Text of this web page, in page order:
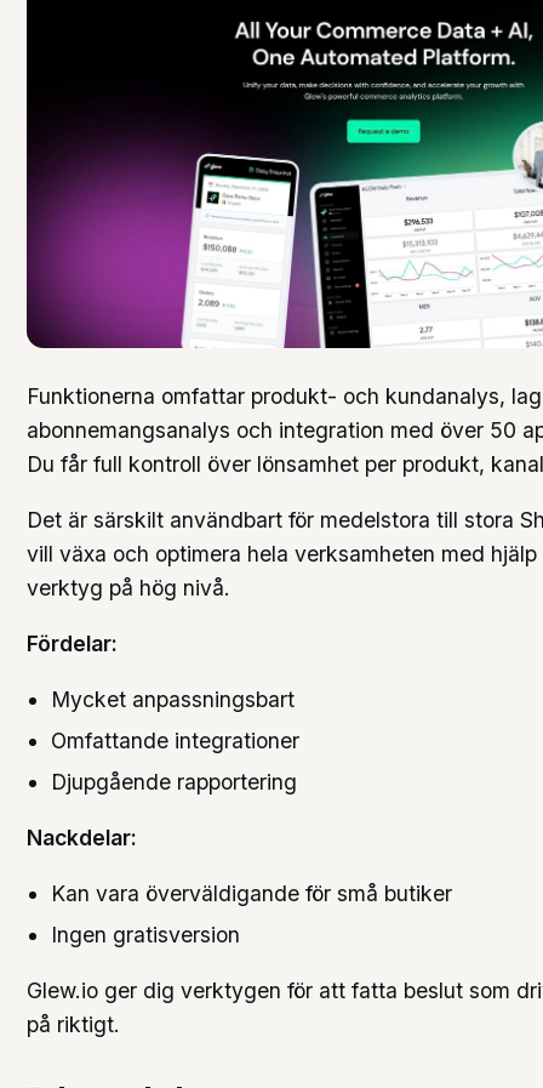
Funktionerna omfattar produkt- och kundanalys,
abonnemangsanalys och integration med över 50
Du får full kontroll över lönsamhet per produkt,
Det är särskilt användbart för medelstora till stora
vill växa och optimera hela verksamheten med
verktyg på hög nivå.
Fördelar:
Mycket anpassningsbart
Omfattande integrationer
Djupgående rapportering
Nackdelar:
Kan vara överväldigande för små butiker
Ingen gratisversion
Glew.io ger dig verktygen för att fatta beslut som
på riktigt.